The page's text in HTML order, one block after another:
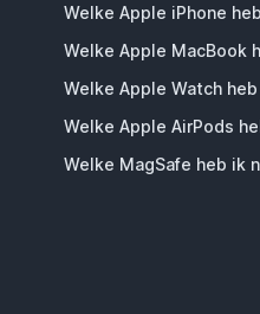
Welke Apple iPhone
Welke Apple MacBook
Welke Apple Watch
Welke Apple AirPods
Welke MagSafe heb ik